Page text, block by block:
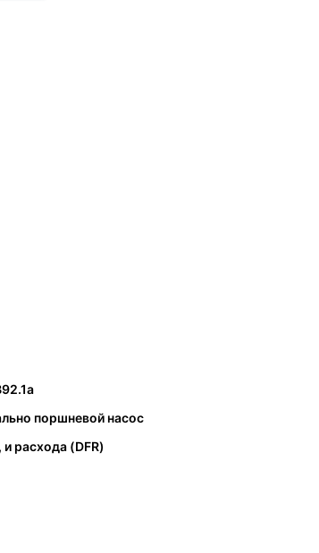
поршневой насос
и расхода (DFR)